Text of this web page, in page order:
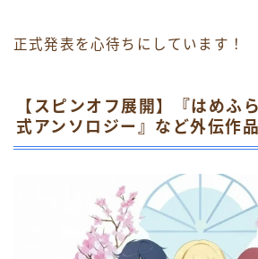
正式発表を心待ちにしています！
【スピンオフ展開】『はめふ
式アンソロジー』など外伝作